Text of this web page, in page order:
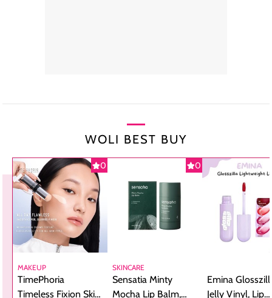
WOLI BEST BUY
0
MAKEUP
TimePhoria
Timeless Fixion Skin
0
SKINCARE
Sensatia Minty
Mocha Lip Balm,
Emina
Jelly Vinyl, Lip